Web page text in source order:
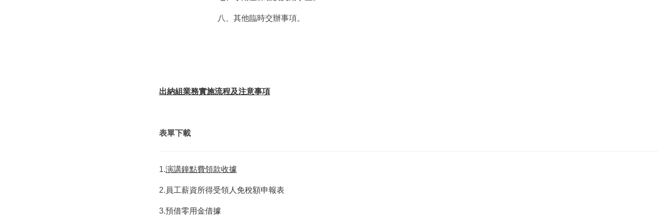
八、其他臨時交辦事項。
出納組業務實施流程及注意事項
表單下載
1.演講鐘點費領款收據
2. 員工薪資所得受領人免稅額申報表
3.預借零用金借據